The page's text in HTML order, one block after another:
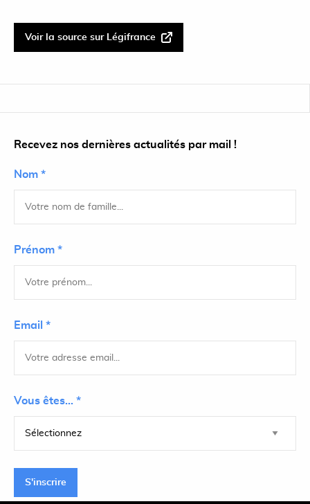
Voir la source sur Légifrance
Recevez nos dernières actualités par mail !
Nom *
Prénom *
Email *
Vous êtes... *
S'inscrire